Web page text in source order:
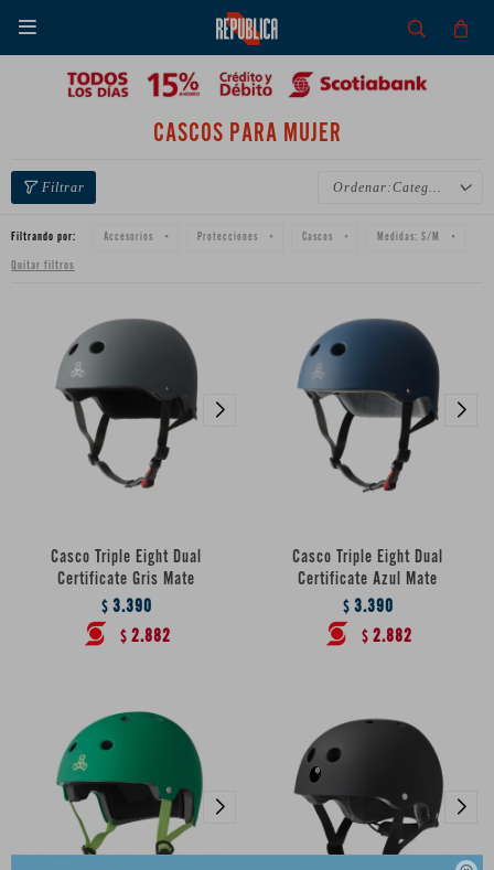

CASCOS PARA MUJER
Categoría
Filtrando por: Accesorios Protecciones Cascos Medidas: S/M
Quitar filtros
Casco Triple Eight Dual
Certificate Gris Mate
$ 3.390
$ 2.882
Casco Triple Eight Dual
Certificate Azul Mate
$ 3.390
$ 2.882